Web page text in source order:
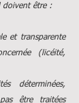
doivent être :
et transparente
(licéité,
déterminées,
être traitées